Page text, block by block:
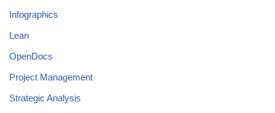
Infographics
Lean
OpenDocs
Project Management
Strategic Analysis